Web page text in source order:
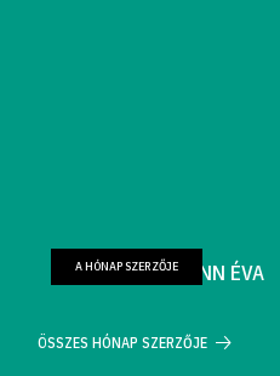
FARKAS WELLMANN ÉVA
A HÓNAP SZERZŐJE
ÖSSZES HÓNAP SZERZŐJE